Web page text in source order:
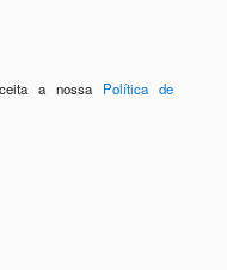
a nossa Política de